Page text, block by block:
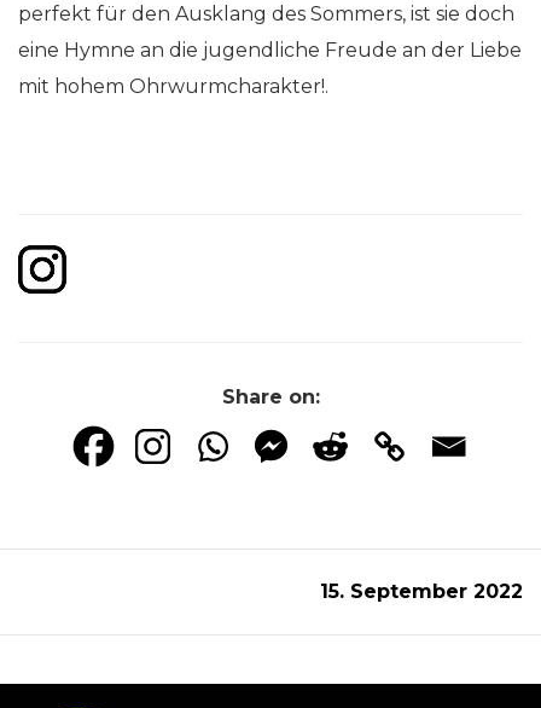
perfekt für den Ausklang des Sommers, ist sie doch
eine Hymne an die jugendliche Freude an der Liebe
mit hohem Ohrwurmcharakter!.
Share on:
15. September 2022